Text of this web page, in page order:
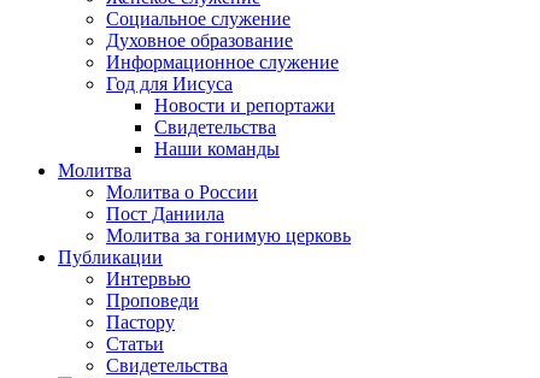
Социальное служение
Духовное образование
Информационное служение
Год для Иисуса
Новости и репортажи
Свидетельства
Наши команды
Молитва
Молитва о России
Пост Даниила
Молитва за гонимую церковь
Публикации
Интервью
Проповеди
Пастору
Статьи
Свидетельства